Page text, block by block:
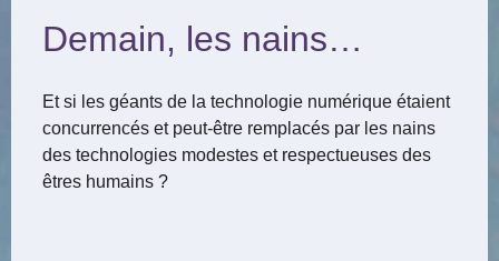
Demain, les nains…
Et si les géants de la technologie numérique étaient
concurrencés et peut-être remplacés par les nains
des technologies modestes et respectueuses des
êtres humains ?